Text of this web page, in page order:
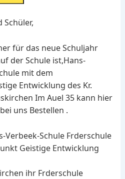
Schüler,
für das neue Schuljahr
der Schule ist,Hans-
mit dem
Entwicklung des Kr.
Im Auel 35 kann hier
uns Bestellen .
Schule Frderschule
Geistige Entwicklung
ihr Frderschule